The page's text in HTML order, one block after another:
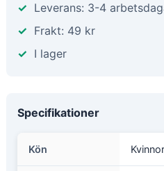
Leverans: 3-4
Frakt: 49 kr
I lager
Specifikationer
Kön Kvinnor